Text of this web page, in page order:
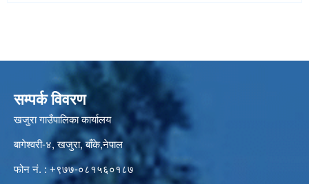
सम्पर्क विवरण
खजुरा गाउँपालिका कार्यालय
बागेश्वरी-४, खजुरा, बाँके,नेपाल
फोन नं. : +९७७-०८१५६०१८७